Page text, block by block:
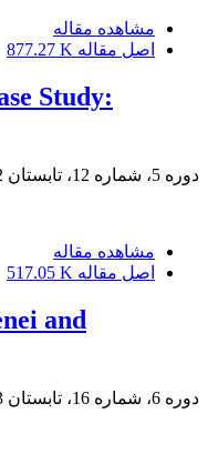
مشاهده مقاله
اصل مقاله 877.27 K
Study:
دوره 5، شماره 12، تابستان 2022، صفحه
مشاهده مقاله
اصل مقاله 517.05 K
and
دوره 6، شماره 16، تابستان 2023، صفحه